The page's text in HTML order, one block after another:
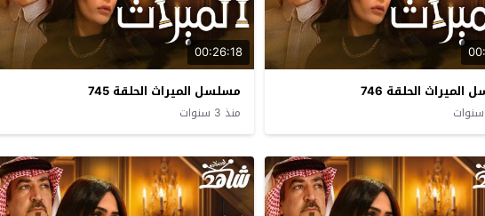
الحلقة 746
00:26:18
مسلسل الميراث الحلقة 745
منذ 3 سنوات